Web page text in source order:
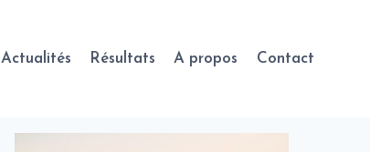
Actualités Résultats A propos Contact